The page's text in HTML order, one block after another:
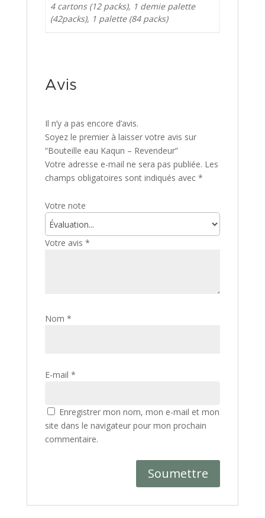
4 cartons (12 packs), 1 demie palette
(42packs), 1 palette (84 packs)
Avis
Il n’y a pas encore d’avis.
Soyez le premier à laisser votre avis sur
“Bouteille eau Kaqun – Revendeur”
Votre adresse e-mail ne sera pas publiée. Les
champs obligatoires sont indiqués avec *
Votre note
Votre avis *
Nom *
E-mail *
Enregistrer mon nom, mon e-mail et mon
site dans le navigateur pour mon prochain
commentaire.